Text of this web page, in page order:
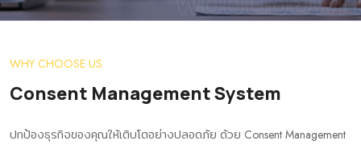
WHY CHOOSE US
Consent Management System
ปกป้องธุรกิจของคุณให้เติบโตอย่างปลอดภัย ด้วย Consent Management